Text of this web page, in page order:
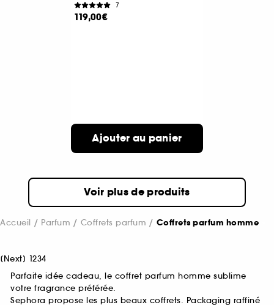
7
119,00€
Ajouter au panier
Voir plus de produits
Accueil Parfum Coffrets parfum Coffrets parfum homme
[Next] 1234
Parfaite idée cadeau, le coffret parfum homme sublime
votre fragrance préférée.
Sephora propose les plus beaux coffrets. Packaging raffiné